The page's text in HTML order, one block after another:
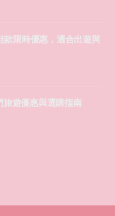
款限時優惠，適合出遊與
旅遊優惠與選購指南